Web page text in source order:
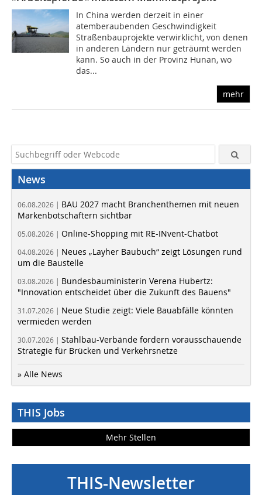
In China werden derzeit in einer
atemberaubenden Geschwindigkeit
Straßenbauprojekte verwirklicht, von denen
in anderen Ländern nur geträumt werden
kann. So auch in der Provinz Hunan, wo
das...
mehr
News
06.08.2026 | BAU 2027 macht Branchenthemen mit neuen
Markenbotschaftern sichtbar
05.08.2026 | Online-Shopping mit RE-INvent-Chatbot
04.08.2026 | Neues „Layher Baubuch“ zeigt Lösungen rund
um die Baustelle
03.08.2026 | Bundesbauministerin Verena Hubertz:
"Innovation entscheidet über die Zukunft des Bauens"
31.07.2026 | Neue Studie zeigt: Viele Bauabfälle könnten
vermieden werden
30.07.2026 | Stahlbau-Verbände fordern vorausschauende
Strategie für Brücken und Verkehrsnetze
» Alle News
THIS Jobs
Mehr Stellen
THIS-Newsletter